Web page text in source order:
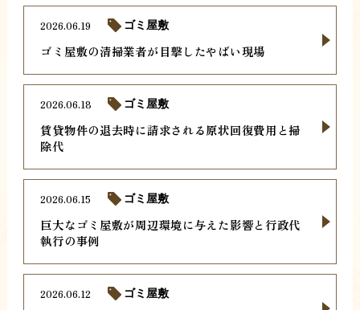
ゴミ屋敷の清掃業者が目撃したやばい現場
2026.06.19 ゴミ屋敷
賃貸物件の退去時に請求される原状回復費用と掃
除代
2026.06.18 ゴミ屋敷
巨大なゴミ屋敷が周辺環境に与えた影響と行政代
執行の事例
2026.06.15 ゴミ屋敷
2026.06.12 ゴミ屋敷